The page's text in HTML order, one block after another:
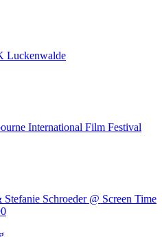
Luckenwalde
International Film Festival
Schroeder @ Screen Time